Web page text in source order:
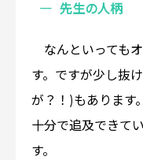
先生の人柄
なんといっても
す。ですが少し抜
が？！)もあります
十分で追及できて
す。